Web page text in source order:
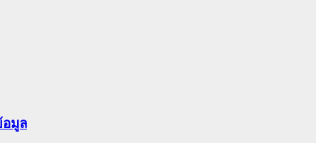
อมูล